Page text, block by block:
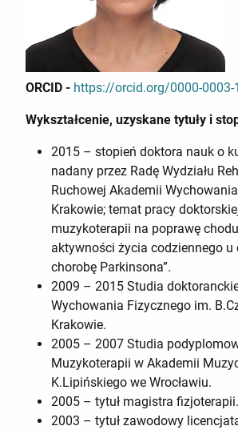
ORCID - https://orcid.org/0000-0003-
Wykształcenie, uzyskane tytuły i
2015 – stopień doktora nauk o
nadany przez Radę Wydziału
Ruchowej Akademii
Krakowie; temat pracy
muzykoterapii na poprawę
aktywności życia codziennego u
chorobę Parkinsona”.
2009 – 2015 Studia
Wychowania Fizycznego im.
Krakowie.
2005 – 2007 Studia
Muzykoterapii w Akademii
K.Lipińskiego we Wrocławiu.
2005 – tytuł magistra fizjoterapii.
2003 – tytuł zawodowy